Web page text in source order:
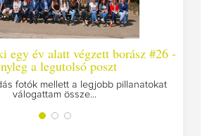
egy év alatt végzett borász #26 -
a legutolsó poszt
fotók mellett a legjobb pillanatokat
válogattam össze...